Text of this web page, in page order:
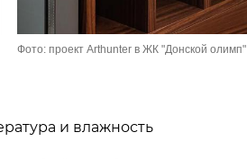
Фото: проект Arthunter в ЖК "Донской олимп"
и влажность